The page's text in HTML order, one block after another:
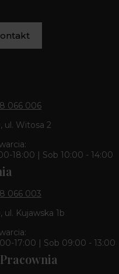
066 006
ul. Witosa 2
18:00 | Sob 10:00 - 14:00
066 003
ul. Kujawska 1b
17:00 | Sob 09:00 - 13:00